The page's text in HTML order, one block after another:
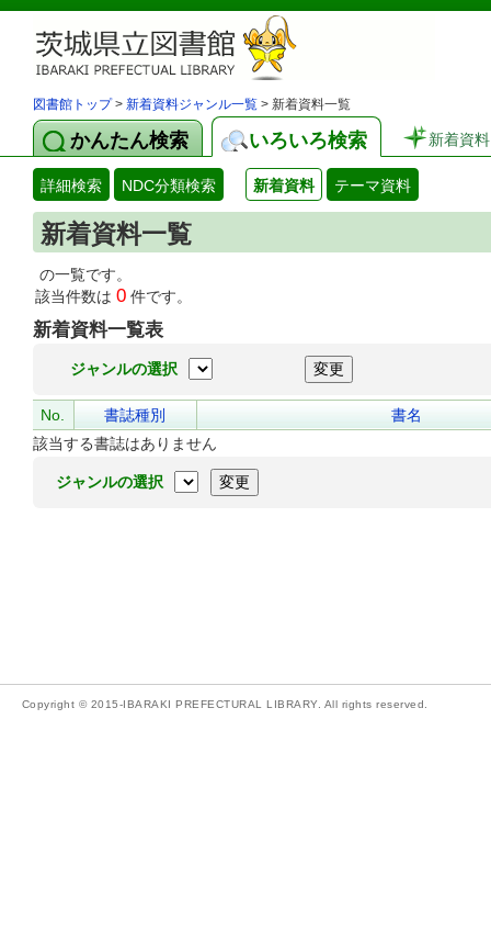
図書館トップ> 新着資料ジャンル一覧 > 新着資料一覧
かんたん検索 いろいろ検索 新着資料
詳細検索 NDC分類検索 新着資料 テーマ資料
新着資料一覧
の一覧です。
該当件数は 0 件です。
新着資料一覧表
ジャンルの選択
No. 書誌種別
書名
該当する書誌はありません
ジャンルの選択
Copyright © 2015-IBARAKI PREFECTURAL LIBRARY. All rights reserved.